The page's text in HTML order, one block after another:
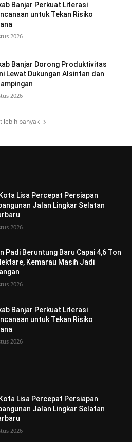
Banjar Perkuat Literasi
untuk Tekan Risiko
2026
Banjar Dorong Produktivitas
Lewat Dukungan Alsintan dan
2026
lebih banyak
Lisa Percepat Persiapan
Jalan Lingkar Selatan
2026
Padi Beruntung Baru Capai 4,6 Ton
Kemarau Masih Jadi
2026
Banjar Perkuat Literasi
untuk Tekan Risiko
2026
Lisa Percepat Persiapan
Jalan Lingkar Selatan
2026